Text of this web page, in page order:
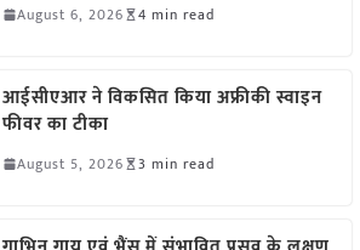
August 6, 2026 4 min read
आईसीएआर ने विकसित किया अफ्रीकी स्वाइन
फीवर का टीका
August 5, 2026 3 min read